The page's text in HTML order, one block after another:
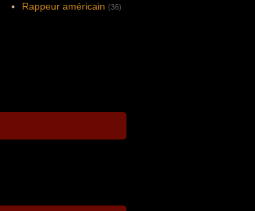
Rappeur américain (36)